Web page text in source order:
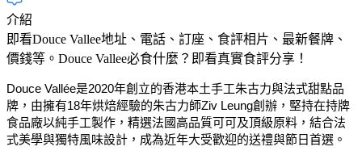
介紹
即看Douce Vallee地址、電話、訂座、食評相片、最新餐牌、
價錢等。Douce Vallee必食什麼？即看真實食評分享！
Douce Vallée是2020年創立的香港本土手工朱古力與法式甜點品
牌，由擁有18年烘焙經驗的朱古力師Ziv Leung創辦，堅持在持牌
食品廠以純手工製作，精選法國高品質可可及頂級原料，結合法
式美學與獨特風味設計，成為近年大受歡迎的送禮與節日首選。